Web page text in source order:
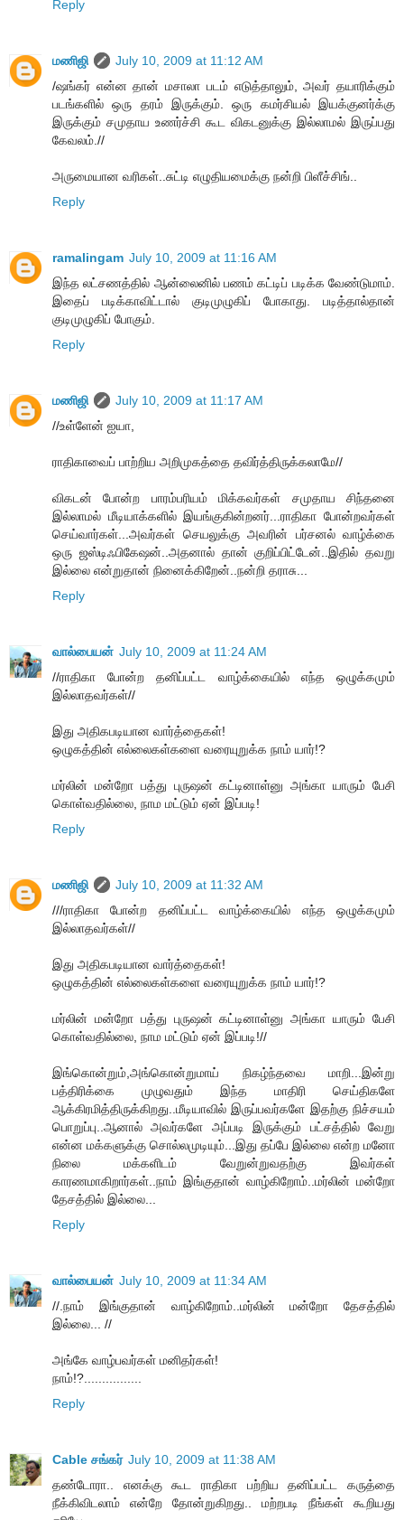
Reply
மணிஜி
July 10, 2009 at 11:12 AM
/ஷங்கர் என்ன தான் மசாலா படம் எடுத்தாலும், அவர் தயாரிக்கும்
படங்களில் ஒரு தரம் இருக்கும். ஒரு கமர்சியல் இயக்குனர்க்கு
இருக்கும் சமுதாய உணர்ச்சி கூட விகடனுக்கு இல்லாமல் இருப்பது
கேவலம்.//
அருமையான வரிகள்..சுட்டி எழுதியமைக்கு நன்றி பிளீச்சிங்..
Reply
ramalingam July 10, 2009 at 11:16 AM
இந்த லட்சணத்தில் ஆன்லைனில் பணம் கட்டிப் படிக்க வேண்டுமாம்.
இதைப் படிக்காவிட்டால் குடிமுழுகிப் போகாது. படித்தால்தான்
குடிமுழுகிப் போகும்.
Reply
மணிஜி
July 10, 2009 at 11:17 AM
//உள்ளேன் ஐயா,
ராதிகாவைப் பாற்றிய அறிமுகத்தை தவிர்த்திருக்கலாமே//
விகடன் போன்ற பாரம்பரியம் மிக்கவர்கள் சமுதாய சிந்தனை
இல்லாமல் மீடியாக்களில் இயங்குகின்றனர்...ராதிகா போன்றவர்கள்
செய்வார்கள்...அவர்கள் செயலுக்கு அவரின் பர்சனல் வாழ்க்கை
ஒரு ஜஸ்டிஃபிகேஷன்..அதனால் தான் குறிப்பிட்டேன்..இதில் தவறு
இல்லை என்றுதான் நினைக்கிறேன்..நன்றி தராசு...
Reply
வால்பையன் July 10, 2009 at 11:24 AM
//ராதிகா போன்ற தனிப்பட்ட வாழ்க்கையில் எந்த ஒழுக்கமும்
இல்லாதவர்கள்//
இது அதிகபடியான வார்த்தைகள்!
ஒழுகத்தின் எல்லைகள்களை வரையுறுக்க நாம் யார்!?
மர்லின் மன்றோ பத்து புருஷன் கட்டினாள்னு அங்கா யாரும் பேசி
கொள்வதில்லை, நாம மட்டும் ஏன் இப்படி!
Reply
மணிஜி
July 10, 2009 at 11:32 AM
///ராதிகா போன்ற தனிப்பட்ட வாழ்க்கையில் எந்த ஒழுக்கமும்
இல்லாதவர்கள்//
இது அதிகபடியான வார்த்தைகள்!
ஒழுகத்தின் எல்லைகள்களை வரையுறுக்க நாம் யார்!?
மர்லின் மன்றோ பத்து புருஷன் கட்டினாள்னு அங்கா யாரும் பேசி
கொள்வதில்லை, நாம மட்டும் ஏன் இப்படி!//
இங்கொன்றும்,அங்கொன்றுமாய் நிகழ்ந்தவை மாறி...இன்று
பத்திரிக்கை முழுவதும் இந்த மாதிரி செய்திகளே
ஆக்கிரமித்திருக்கிறது..மீடியாவில் இருப்பவர்களே இதற்கு நிச்சயம்
பொறுப்பு..ஆனால் அவர்களே அப்படி இருக்கும் பட்சத்தில் வேறு
என்ன மக்களுக்கு சொல்லமுடியும்...இது தப்பே இல்லை என்ற மனோ
நிலை மக்களிடம் வேறுன்றுவதற்கு இவர்கள்
காரணமாகிறார்கள்..நாம் இங்குதான் வாழ்கிறோம்..மர்லின் மன்றோ
தேசத்தில் இல்லை...
Reply
வால்பையன் July 10, 2009 at 11:34 AM
//.நாம் இங்குதான் வாழ்கிறோம்..மர்லின் மன்றோ தேசத்தில்
இல்லை... //
அங்கே வாழ்பவர்கள் மனிதர்கள்!
நாம்!?................
Reply
Cable சங்கர் July 10, 2009 at 11:38 AM
தண்டோரா.. எனக்கு கூட ராதிகா பற்றிய தனிப்பட்ட கருத்தை
நீக்கிவிடலாம் என்றே தோன்றுகிறது.. மற்றபடி நீங்கள் கூறியது